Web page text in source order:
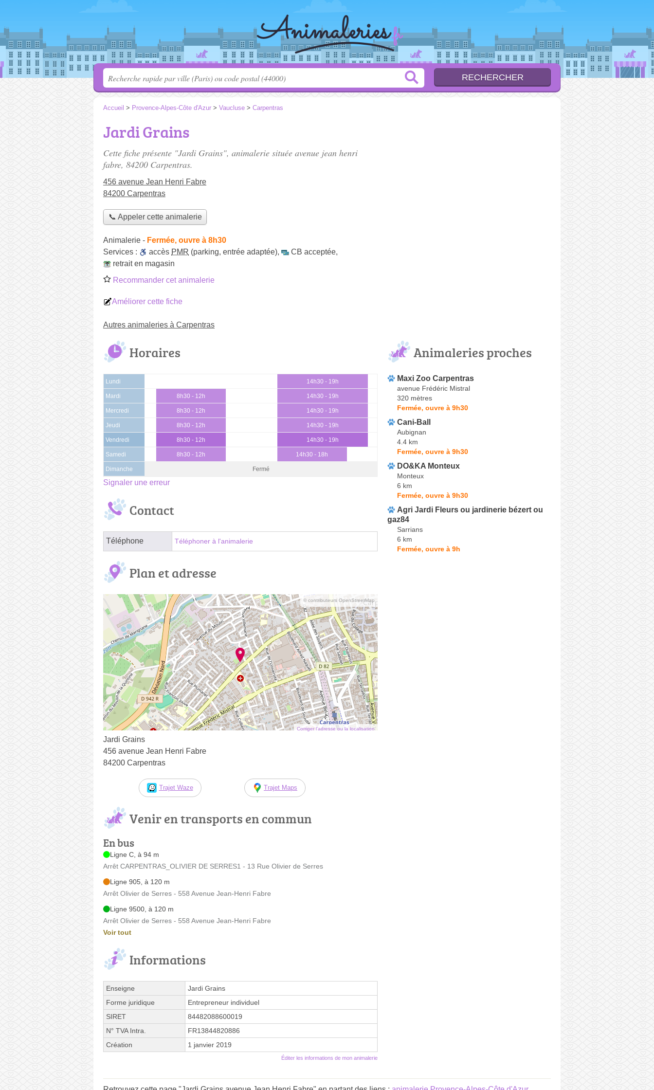
Accueil > Provence-Alpes-Côte d'Azur > Vaucluse > Carpentras
Jardi Grains
Cette fiche présente "Jardi Grains", animalerie située avenue jean henri
fabre, 84200 Carpentras.
456 avenue Jean Henri Fabre
84200 Carpentras
📞 Appeler cette animalerie
Animalerie - Fermée, ouvre à 8h30
Services :
accès PMR (parking, entrée adaptée), CB acceptée,
retrait en magasin
Recommander cet animalerie
Améliorer cette fiche
Autres animaleries à Carpentras
Horaires
Lundi 14h30 - 19h
Mardi 8h30 - 12h 14h30 - 19h
Mercredi 8h30 - 12h 14h30 - 19h
Jeudi 8h30 - 12h 14h30 - 19h
Vendredi 8h30 - 12h 14h30 - 19h
Samedi 8h30 - 12h 14h30 - 18h
Dimanche Fermé
Signaler une erreur
Contact
Téléphone Téléphoner à l'animalerie
Plan et adresse
© contributeurs OpenStreetMap
Corriger l’adresse ou la localisation
Jardi Grains
456 avenue Jean Henri Fabre
84200 Carpentras
Trajet Waze Trajet Maps
Venir en transports en commun
En bus
Ligne C, à 94 m
Arrêt CARPENTRAS_OLIVIER DE SERRES1 - 13 Rue Olivier de Serres
Ligne 905, à 120 m
Arrêt Olivier de Serres - 558 Avenue Jean-Henri Fabre
Ligne 9500, à 120 m
Arrêt Olivier de Serres - 558 Avenue Jean-Henri Fabre
Voir tout
Informations
Enseigne
Jardi Grains
Forme juridique
Entrepreneur individuel
SIRET
84482088600019
N° TVA Intra.
FR13844820886
Création
1 janvier 2019
Éditer les informations de mon animalerie
Animaleries proches
Maxi Zoo Carpentras
avenue Frédéric Mistral
320 mètres
Fermée, ouvre à 9h30
Cani-Ball
Aubignan
4.4 km
Fermée, ouvre à 9h30
DO&KA Monteux
Monteux
6 km
Fermée, ouvre à 9h30
Agri Jardi Fleurs ou jardinerie bézert ou
gaz84
Sarrians
6 km
Fermée, ouvre à 9h